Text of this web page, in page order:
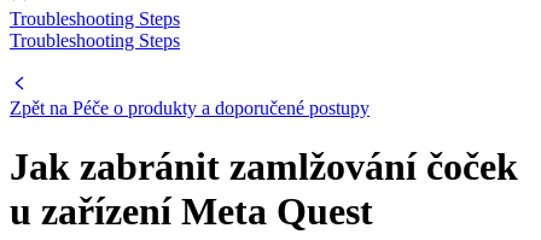
Troubleshooting Steps
Troubleshooting Steps
Zpět na Péče o produkty a doporučené postupy
Jak zabránit zamlžování čoček
u zařízení Meta Quest